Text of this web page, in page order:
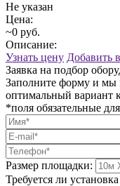
Не указан
Цена:
~0 руб.
Описание:
Узнать цену Добавить
Заявка на подбор
Заполните форму и мы
оптимальный вариант
*поля обязательные
Размер площадки:
Требуется ли